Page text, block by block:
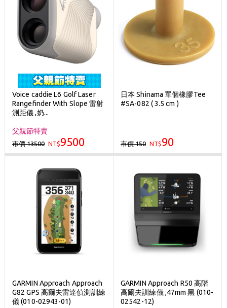
Voice caddie L6 Golf Laser
Rangefinder With Slope 雷射
測距儀 ,奶...
父親節特賣
市價 13500 NT$9500
日本 Shinama 單個橡膠Tee
#SA-082 ( 3.5 cm )
市價 150 NT$90
GARMIN Approach Approach
G82 GPS 高爾夫雷達偵測訓練
儀 (010-02943-01)
GARMIN Approach R50 高階
高爾夫訓練儀 ,47mm 黑 (010-
02542-12)